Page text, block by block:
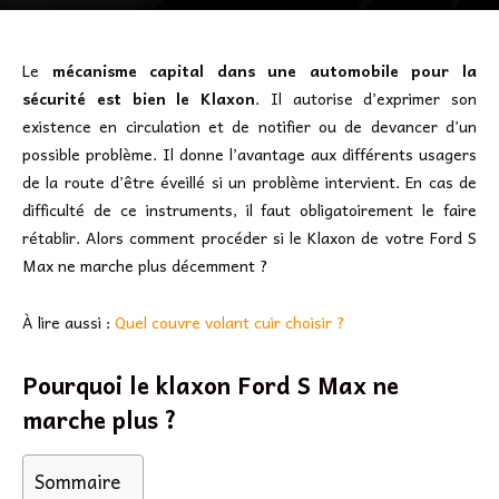
Le mécanisme capital dans une automobile pour la
sécurité est bien le Klaxon. Il autorise d’exprimer son
existence en circulation et de notifier ou de devancer d’un
possible problème. Il donne l’avantage aux différents usagers
de la route d’être éveillé si un problème intervient. En cas de
difficulté de ce instruments, il faut obligatoirement le faire
rétablir. Alors comment procéder si le Klaxon de votre Ford S
Max ne marche plus décemment ?
À lire aussi : Quel couvre volant cuir choisir ?
Pourquoi le klaxon Ford S Max ne
marche plus ?
Sommaire